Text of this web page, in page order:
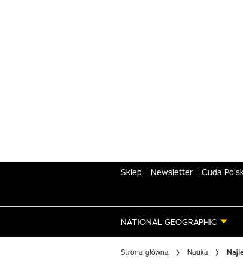
Sklep Newsletter Cuda
NATIONAL GEOGRAPHIC
Strona główna Nauka